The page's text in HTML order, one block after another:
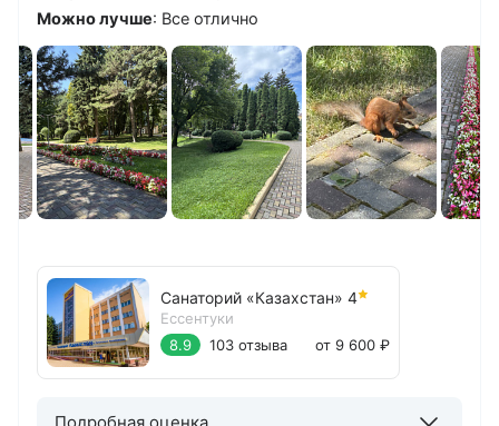
Можно лучше: Все отлично
Санаторий «Казахстан» 4
Ессентуки
8.9
103 отзыва от 9 600 ₽